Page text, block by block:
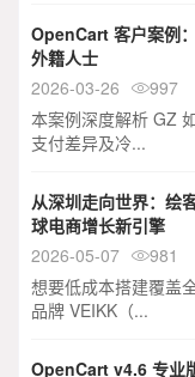
OpenCart 客户案例
外籍人士
2026-03-26
997
本案例深度解析 GZ
支付差异及冷...
从深圳走向世界：绘
球电商增长新引擎
2026-05-07
981
想要低成本搭建覆盖
品牌 VEIKK（...
OpenCart v4.6 专业